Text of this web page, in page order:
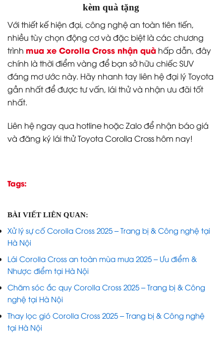
kèm quà tặng
Với thiết kế hiện đại, công nghệ an toàn tiên tiến,
nhiều tùy chọn động cơ và đặc biệt là các chương
trình mua xe Corolla Cross nhận quà hấp dẫn, đây
chính là thời điểm vàng để bạn sở hữu chiếc SUV
đáng mơ ước này. Hãy nhanh tay liên hệ đại lý Toyota
gần nhất để được tư vấn, lái thử và nhận ưu đãi tốt
nhất.
Liên hệ ngay qua hotline hoặc Zalo để nhận báo giá
và đăng ký lái thử Toyota Corolla Cross hôm nay!
Tags:
BÀI VIẾT LIÊN QUAN:
Xử lý sự cố Corolla Cross 2025 – Trang bị & Công nghệ tại
Hà Nội
Lái Corolla Cross an toàn mùa mưa 2025 – Ưu điểm &
Nhược điểm tại Hà Nội
Chăm sóc ắc quy Corolla Cross 2025 – Trang bị & Công
nghệ tại Hà Nội
Thay lọc gió Corolla Cross 2025 – Trang bị & Công nghệ
tại Hà Nội